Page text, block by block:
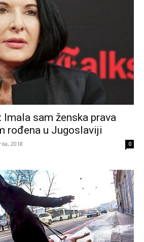
sam ženska prava
rođena u Jugoslaviji
2018 0